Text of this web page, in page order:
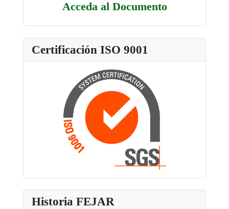
Acceda al Documento
Certificación ISO 9001
Historia FEJAR